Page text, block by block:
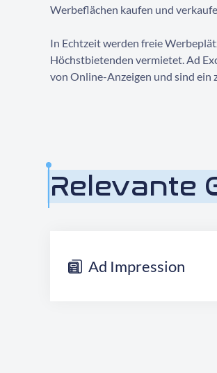
Werbeflächen kaufen und
In Echtzeit werden freie
Höchstbietenden vermietet. Ad
von Online-Anzeigen und sind ein
Relevante
Ad Impression